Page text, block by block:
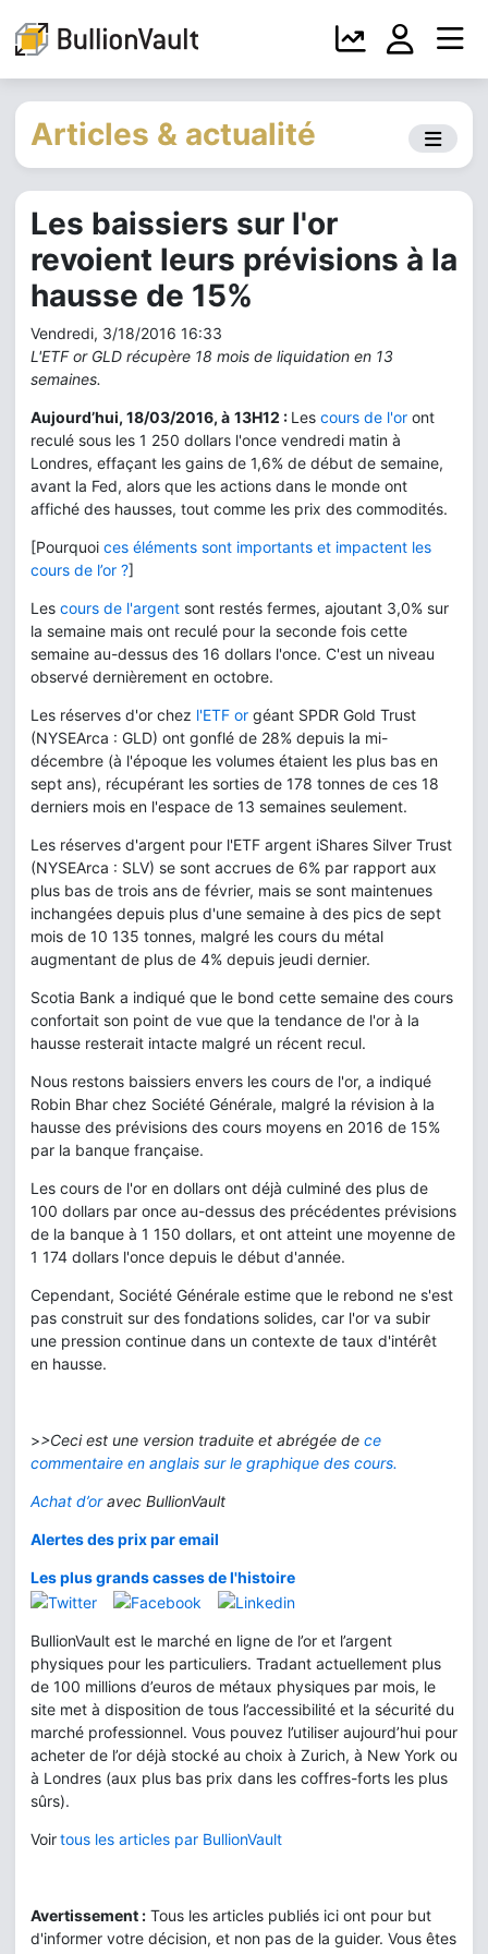
Articles & actualité
Les baissiers sur l'or
revoient leurs prévisions à la
hausse de 15%
Vendredi, 3/18/2016 16:33
L'ETF or GLD récupère 18 mois de liquidation en 13
semaines.
Aujourd’hui, 18/03/2016, à 13H12 : Les cours de l'or ont
reculé sous les 1 250 dollars l'once vendredi matin à
Londres, effaçant les gains de 1,6% de début de semaine,
avant la Fed, alors que les actions dans le monde ont
affiché des hausses, tout comme les prix des commodités.
[Pourquoi ces éléments sont importants et impactent les
cours de l’or ?]
Les cours de l'argent sont restés fermes, ajoutant 3,0% sur
la semaine mais ont reculé pour la seconde fois cette
semaine au-dessus des 16 dollars l'once. C'est un niveau
observé dernièrement en octobre.
Les réserves d'or chez l'ETF or géant SPDR Gold Trust
(NYSEArca : GLD) ont gonflé de 28% depuis la mi-
décembre (à l'époque les volumes étaient les plus bas en
sept ans), récupérant les sorties de 178 tonnes de ces 18
derniers mois en l'espace de 13 semaines seulement.
Les réserves d'argent pour l'ETF argent iShares Silver Trust
(NYSEArca : SLV) se sont accrues de 6% par rapport aux
plus bas de trois ans de février, mais se sont maintenues
inchangées depuis plus d'une semaine à des pics de sept
mois de 10 135 tonnes, malgré les cours du métal
augmentant de plus de 4% depuis jeudi dernier.
Scotia Bank a indiqué que le bond cette semaine des cours
confortait son point de vue que la tendance de l'or à la
hausse resterait intacte malgré un récent recul.
Nous restons baissiers envers les cours de l'or, a indiqué
Robin Bhar chez Société Générale, malgré la révision à la
hausse des prévisions des cours moyens en 2016 de 15%
par la banque française.
Les cours de l'or en dollars ont déjà culminé des plus de
100 dollars par once au-dessus des précédentes prévisions
de la banque à 1 150 dollars, et ont atteint une moyenne de
1 174 dollars l'once depuis le début d'année.
Cependant, Société Générale estime que le rebond ne s'est
pas construit sur des fondations solides, car l'or va subir
une pression continue dans un contexte de taux d'intérêt
en hausse.
>>Ceci est une version traduite et abrégée de ce
commentaire en anglais sur le graphique des cours.
Achat d’oravec BullionVault
Alertes des prix par email
Les plus grands casses de l'histoire
BullionVault est le marché en ligne de l’or et l’argent
physiques pour les particuliers. Tradant actuellement plus
de 100 millions d’euros de métaux physiques par mois, le
site met à disposition de tous l’accessibilité et la sécurité du
marché professionnel. Vous pouvez l’utiliser aujourd’hui pour
acheter de l’or déjà stocké au choix à Zurich, à New York ou
à Londres (aux plus bas prix dans les coffres-forts les plus
sûrs).
Voirtous les articles par BullionVault
Avertissement : Tous les articles publiés ici ont pour but
d'informer votre décision, et non pas de la guider. Vous êtes